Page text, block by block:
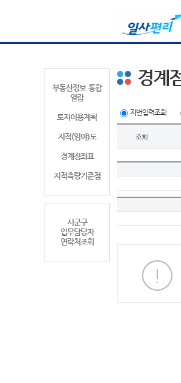
부동산정보 통합
열람
토지이용계획
지적(임야)도
경계점좌표
지적측량기준점
시군구
업무담당자
연락처조회
경계
지번입력조회
조회